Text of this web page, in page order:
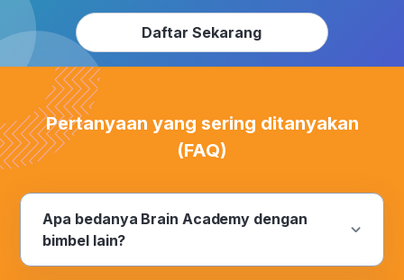
Daftar Sekarang
Pertanyaan yang sering ditanyakan
(FAQ)
Apa bedanya Brain Academy dengan
bimbel lain?